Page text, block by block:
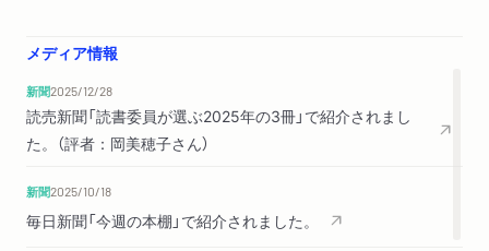
第五章 東京で何があったのか
／九月四日／九月五日／九月六日／多かった江東方面／軍隊の
動きの分析／戒厳令の実態／『帝都復興秘録』／枢密顧問官・伊
東巳代治／引用された水野内相の発言／在郷軍人会麻布支部の
資料／神奈川警備隊法務部の日誌／「軍事戒厳」と「行政戒厳」／
軍隊の内部事情／市民が掘り起こした証言／新聞記事が伝える
虐殺／二つの印鑑が捺されたチラシ／『関東大震災の治安回顧』
メディア情報
新聞2025/12/28
読売新聞「読書委員が選ぶ2025年の3冊」で紹介されまし
た。（評者：岡美穂子さん）
新聞2025/10/18
毎日新聞「今週の本棚」で紹介されました。